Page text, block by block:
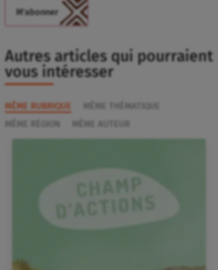
Autres articles qui pourraient
vous intéresser
MÊME RUBRIQUE